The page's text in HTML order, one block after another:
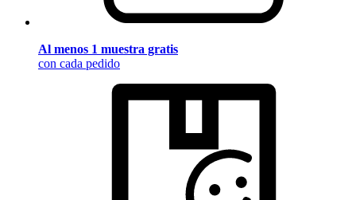
Al menos 1 muestra gratis
con cada pedido